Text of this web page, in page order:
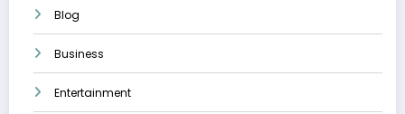
Blog
Business
Entertainment